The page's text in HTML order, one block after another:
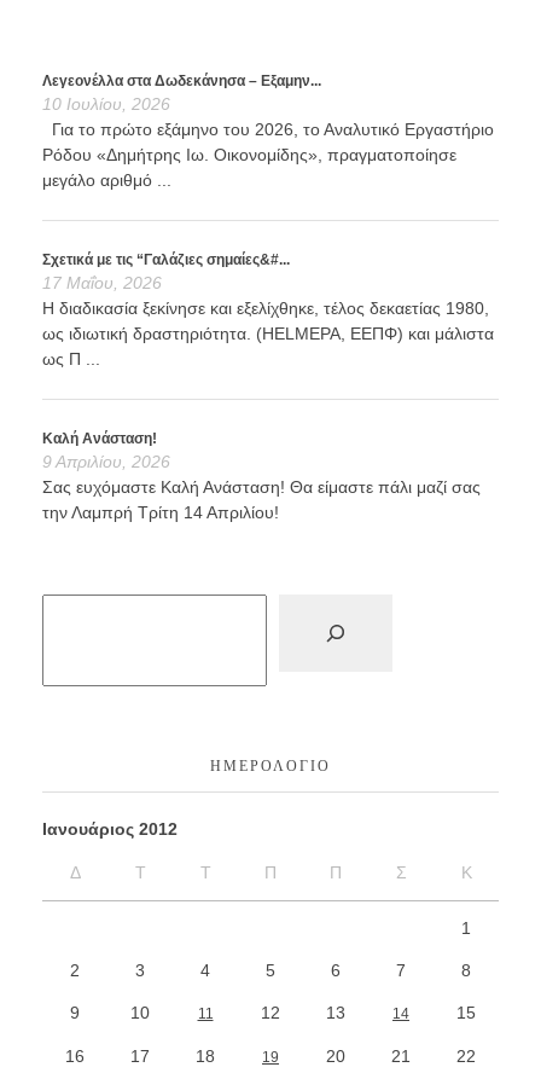
Λεγεονέλλα στα Δωδεκάνησα – Εξαμην...
10 Ιουλίου, 2026
Για το πρώτο εξάμηνο του 2026, το Αναλυτικό Εργαστήριο
Ρόδου «Δημήτρης Ιω. Οικονομίδης», πραγματοποίησε
μεγάλο αριθμό ...
Σχετικά με τις “Γαλάζιες σημαίες&#...
17 Μαΐου, 2026
Η διαδικασία ξεκίνησε και εξελίχθηκε, τέλος δεκαετίας 1980,
ως ιδιωτική δραστηριότητα. (HELMEPA, ΕΕΠΦ) και μάλιστα
ως Π ...
Καλή Ανάσταση!
9 Απριλίου, 2026
Σας ευχόμαστε Καλή Ανάσταση! Θα είμαστε πάλι μαζί σας
την Λαμπρή Τρίτη 14 Απριλίου!
ΗΜΕΡΟΛΌΓΙΟ
Ιανουάριος 2012
Δ Τ Τ Π Π Σ Κ
1
2 3 4 5 6 7 8
9 10 11 12 13 14 15
16 17 18 19 20 21 22